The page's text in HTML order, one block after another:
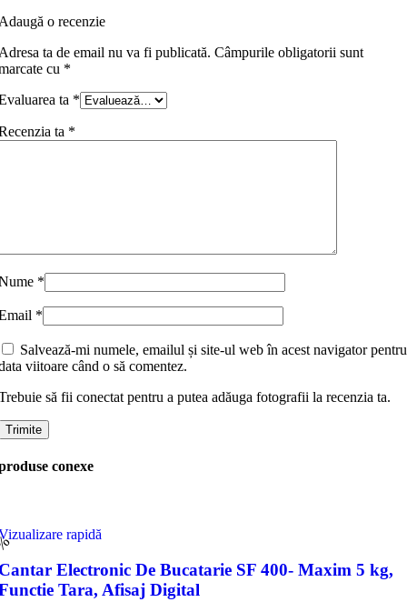
o recenzie
ta de email nu va fi publicată. Câmpurile obligatorii sunt
cu *
ta *
ta *
*
*
Salvează-mi numele, emailul și site-ul web în acest navigator pentru
viitoare când o să comentez.
să fii conectat pentru a putea adăuga fotografii la recenzia ta.
conexe
rapidă
Electronic De Bucatarie SF 400- Maxim 5 kg,
Tara, Afisaj Digital